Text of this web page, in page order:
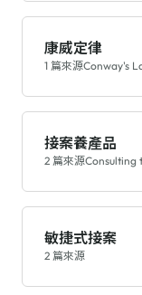
康威定律
1 篇來源Conway's
接案養產品
2 篇來源Consulting
敏捷式接案
2 篇來源